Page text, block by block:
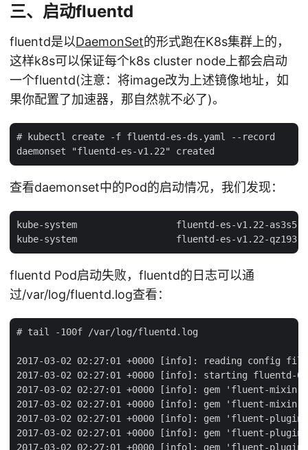
三、启动fluentd
fluentd是以DaemonSet的形式跑在K8s集群上的，
这样k8s可以保证每个k8s cluster node上都会启动
一个fluentd(注意：将image改为上述镜像地址，如
果你配置了加速器，那自然就不必了)。
# kubectl create -f fluentd-es-ds.yaml --record
查看daemonset中的Pod的启动情况，我们发现：
kube-system                  fluentd-es-v1.22-
fluentd Pod启动失败，fluentd的日志可以通
过/var/log/fluentd.log查看：
# tail -100f /var/log/fluentd.log
2017-03-02 02:27:01 +0000 [info]: reading config
2017-03-02 02:27:01 +0000 [info]: starting fluentd-
2017-03-02 02:27:01 +0000 [info]: gem 'fluent-
2017-03-02 02:27:01 +0000 [info]: gem 'fluent-
2017-03-02 02:27:01 +0000 [info]: gem 'fluent-
2017-03-02 02:27:01 +0000 [info]: gem 'fluent-
2017-03-02 02:27:01 +0000 [info]: gem 'fluent-